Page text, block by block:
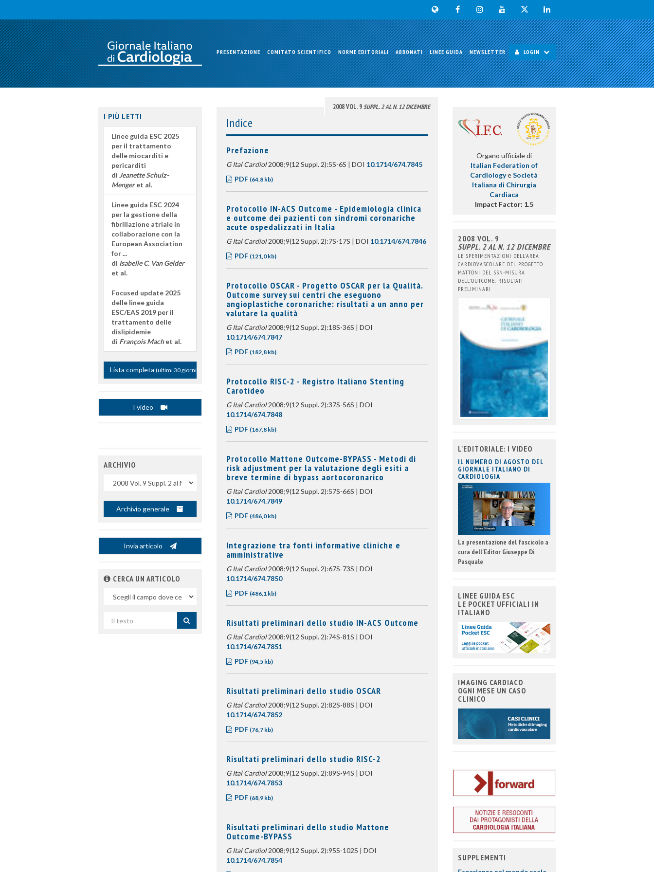
PRESENTAZIONE COMITATO SCIENTIFICO NORME EDITORIALI ABBONATI LINEE GUIDA NEWSLETTER LOGIN
2008 VOL. 9SUPPL. 2 AL N. 12 DICEMBRE
Indice
Prefazione
G Ital Cardiol2008;9(12 Suppl. 2):5S-6S | DOI 10.1714/674.7845
PDF (64,8 kb)
Protocollo IN-ACS Outcome - Epidemiologia clinica
e outcome dei pazienti con sindromi coronariche
acute ospedalizzati in Italia
G Ital Cardiol2008;9(12 Suppl. 2):7S-17S | DOI 10.1714/674.7846
PDF (121,0 kb)
Protocollo OSCAR - Progetto OSCAR per la Qualità.
Outcome survey sui centri che eseguono
angioplastiche coronariche: risultati a un anno per
valutare la qualità
G Ital Cardiol2008;9(12 Suppl. 2):18S-36S | DOI
10.1714/674.7847
PDF (182,8 kb)
Protocollo RISC-2 - Registro Italiano Stenting
Carotideo
G Ital Cardiol2008;9(12 Suppl. 2):37S-56S | DOI
10.1714/674.7848
PDF (167,8 kb)
Protocollo Mattone Outcome-BYPASS - Metodi di
risk adjustment per la valutazione degli esiti a
breve termine di bypass aortocoronarico
G Ital Cardiol2008;9(12 Suppl. 2):57S-66S | DOI
10.1714/674.7849
PDF (486,0 kb)
Integrazione tra fonti informative cliniche e
amministrative
G Ital Cardiol2008;9(12 Suppl. 2):67S-73S | DOI
10.1714/674.7850
PDF (486,1 kb)
Risultati preliminari dello studio IN-ACS Outcome
G Ital Cardiol2008;9(12 Suppl. 2):74S-81S | DOI
10.1714/674.7851
PDF (94,5 kb)
Risultati preliminari dello studio OSCAR
G Ital Cardiol2008;9(12 Suppl. 2):82S-88S | DOI
10.1714/674.7852
PDF (76,7 kb)
Risultati preliminari dello studio RISC-2
G Ital Cardiol2008;9(12 Suppl. 2):89S-94S | DOI
10.1714/674.7853
PDF (68,9 kb)
Risultati preliminari dello studio Mattone
Outcome-BYPASS
G Ital Cardiol2008;9(12 Suppl. 2):95S-102S | DOI
10.1714/674.7854
I PIÙ LETTI
Linee guida ESC 2025
per il trattamento
delle miocarditi e
pericarditi
di Jeanette Schulz-
Mengeret al.
Linee guida ESC 2024
per la gestione della
fibrillazione atriale in
collaborazione con la
European Association
for ...
di Isabelle C. Van Gelder
et al.
Focused update 2025
delle linee guida
ESC/EAS 2019 per il
trattamento delle
dislipidemie
di François Machet al.
Lista completa (ultimi 30 giorni)
I video
ARCHIVIO
Archivio generale
Invia articolo
CERCA UN ARTICOLO
campo
per
Organo ufficiale di
Italian Federation of
CardiologyeSocietà
Italiana di Chirurgia
Cardiaca
Impact Factor: 1.5
2008 VOL. 9
SUPPL. 2 AL N. 12 DICEMBRE
LE SPERIMENTAZIONI DELL'AREA
CARDIOVASCOLARE DEL PROGETTO
MATTONI DEL SSN-MISURA
DELL'OUTCOME: RISULTATI
PRELIMINARI
L'EDITORIALE: I VIDEO
IL NUMERO DI AGOSTO DEL
GIORNALE ITALIANO DI
CARDIOLOGIA
La presentazione del fascicolo a
cura dell'Editor Giuseppe Di
Pasquale
LINEE GUIDA ESC
LE POCKET UFFICIALI IN
ITALIANO
IMAGING CARDIACO
OGNI MESE UN CASO
CLINICO
SUPPLEMENTI